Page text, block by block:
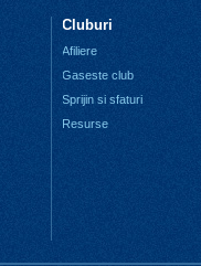
Cluburi
Afiliere
Gaseste club
Sprijin si sfaturi
Resurse